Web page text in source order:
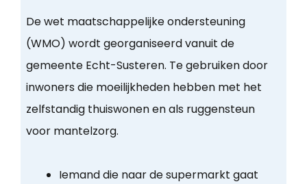
De wet maatschappelijke ondersteuning
(WMO) wordt georganiseerd vanuit de
gemeente Echt-Susteren. Te gebruiken door
inwoners die moeilijkheden hebben met het
zelfstandig thuiswonen en als ruggensteun
voor mantelzorg.
Iemand die naar de supermarkt gaat